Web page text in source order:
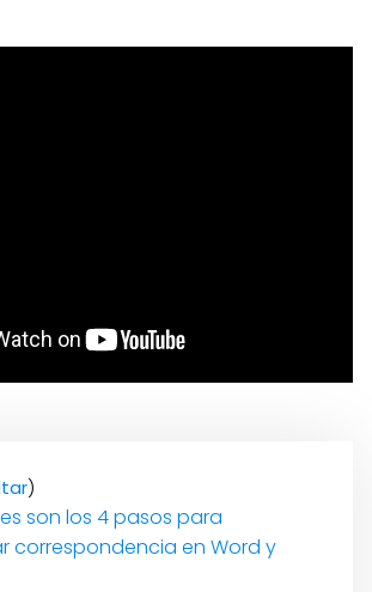
)
son los 4 pasos para
correspondencia en Word y